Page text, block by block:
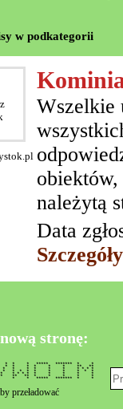
w podkategorii
Wszelkie
należytą
Data
stronę:
* ***** ******* * *
* * * * * ** **
* * * * * * * * *
* * * * * * * * *
* * * * * * * * *
* ** ** * * * * *
* ***** ******* * *
przeładować